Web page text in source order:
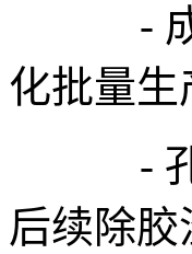
- 成孔
化批量生
- 孔壁
后续除胶